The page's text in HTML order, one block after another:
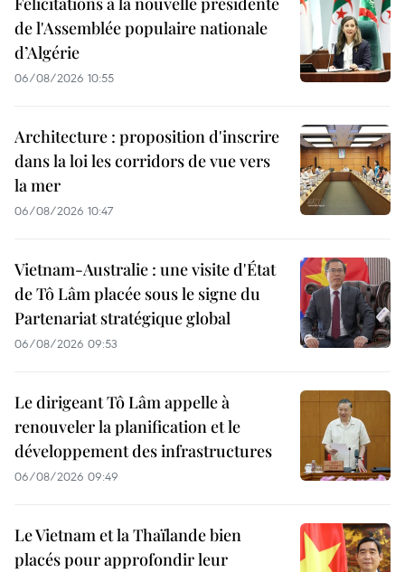
de l'Assemblée populaire nationale
d’Algérie
06/08/2026 10:55
Architecture : proposition d'inscrire
dans la loi les corridors de vue vers
la mer
06/08/2026 10:47
Vietnam-Australie : une visite d'État
de Tô Lâm placée sous le signe du
Partenariat stratégique global
06/08/2026 09:53
Le dirigeant Tô Lâm appelle à
renouveler la planification et le
développement des infrastructures
06/08/2026 09:49
Le Vietnam et la Thaïlande bien
placés pour approfondir leur